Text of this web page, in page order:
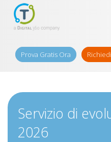
Prova Gratis Ora
Servizio di
2026